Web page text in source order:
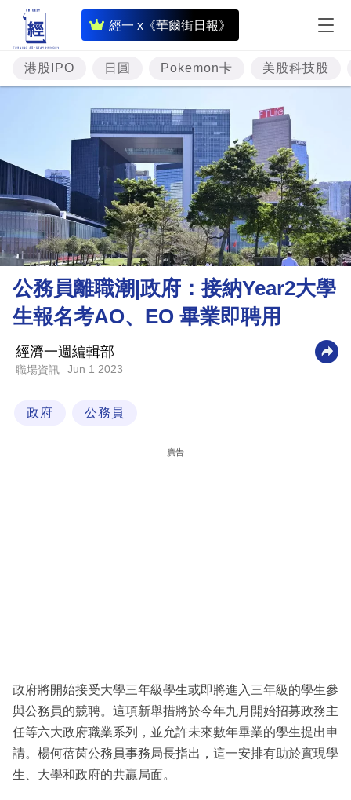
經一 x《華爾街日報》
即
時
財
經
專
題
投
資
樓
市
理
財
商
業
科
區
港股IPO 日圓 Pokemon卡 美股科技股
公務員離職潮|政府：接納Year2大學
生報名考AO、EO 畢業即聘用
經濟一週編輯部
職場資訊 Jun 1 2023
政府 公務員
廣告
政府將開始接受大學三年級學生或即將進入三年級的學生參
與公務員的競聘。這項新舉措將於今年九月開始招募政務主
任等六大政府職業系列，並允許未來數年畢業的學生提出申
請。楊何蓓茵公務員事務局長指出，這一安排有助於實現學
生、大學和政府的共贏局面。